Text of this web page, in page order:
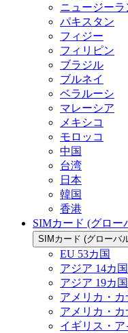
ニュージーラ
パキスタン
フィジー
フィリピン
ブラジル
ブルネイ
ベラルーシ
マレーシア
メキシコ
モロッコ
中国
台湾
日本
韓国
香港
SIMカード (グロー
SIMカード (グローバ
EU 53カ国
アジア 14カ国
アジア 19カ国
アメリカ・カ
アメリカ・カ
イギリス・ア